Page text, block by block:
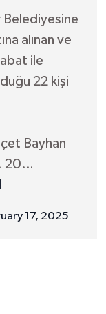
Belediyesine
alınan ve
ile
22 kişi
Bayhan
20…
17, 2025